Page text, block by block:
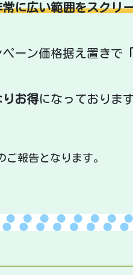
に広い範囲をスクリ
ーン価格据え置きで
お得になっておりま
報告となります。